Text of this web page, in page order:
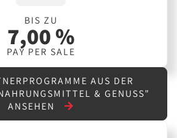
BIS ZU
7,00 %
PAY PER SALE
AUS DER
& GENUSS"
ANSEHEN